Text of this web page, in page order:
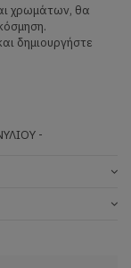
χρωμάτων, θα
δημιουργήστε
-